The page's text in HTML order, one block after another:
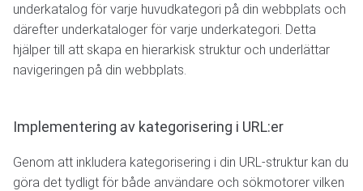
underkatalog för varje huvudkategori på din webbplats och
därefter underkataloger för varje underkategori. Detta
hjälper till att skapa en hierarkisk struktur och underlättar
navigeringen på din webbplats.
Implementering av kategorisering i URL:er
Genom att inkludera kategorisering i din URL-struktur kan du
göra det tydligt för både användare och sökmotorer vilken